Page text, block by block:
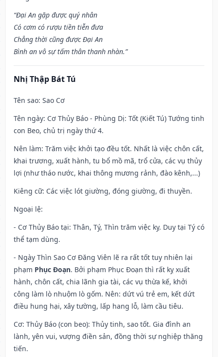
“Đại An gặp được quý nhân
Có cơm có rượu tiền tiễn đưa
Chẳng thời cũng được Đại An
Bình an vô sự tấm thân thanh nhàn.”
Nhị Thập Bát Tú
Tên sao: Sao Cơ
Tên ngày: Cơ Thủy Báo - Phùng Dị: Tốt (Kiết Tú) Tướng tinh
con Beo, chủ trị ngày thứ 4.
Nên làm: Trăm việc khởi tạo đều tốt. Nhất là việc chôn cất,
khai trương, xuất hành, tu bổ mồ mã, trổ cửa, các vụ thủy
lợi (như tháo nước, khai thông mương rảnh, đào kênh,...)
Kiêng cữ: Các việc lót giường, đóng giường, đi thuyền.
Ngoại lệ:
- Cơ Thủy Báo tại: Thân, Tý, Thìn trăm việc kỵ. Duy tại Tý có
thể tạm dùng.
- Ngày Thìn Sao Cơ Đăng Viên lẽ ra rất tốt tuy nhiên lại
phạm Phục Đoạn. Bởi phạm Phục Đoạn thì rất kỵ xuất
hành, chôn cất, chia lãnh gia tài, các vụ thừa kế, khởi
công làm lò nhuộm lò gốm. Nên: dứt vú trẻ em, kết dứt
điều hung hại, xây tường, lấp hang lỗ, làm cầu tiêu.
Cơ: Thủy Báo (con beo): Thủy tinh, sao tốt. Gia đình an
lành, yên vui, vượng điền sản, đồng thời sự nghiệp thăng
tiến.